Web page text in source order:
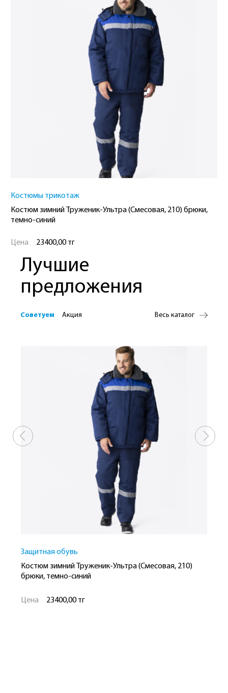
Костюмы трикотаж
Костюм зимний Труженик-Ультра (Смесовая, 210) брюки,
темно-синий
Цена 23400,00 тг
Лучшие
предложения
Советуем Акция Весь каталог
Защитная обувь
Костюм зимний Труженик-Ультра (Смесовая, 210)
брюки, темно-синий
Цена 23400,00 тг